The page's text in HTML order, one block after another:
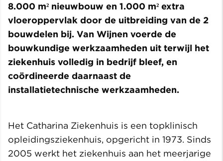
8.000 m² nieuwbouw en 1.000 m² extra
vloeroppervlak door de uitbreiding van de 2
bouwdelen bij. Van Wijnen voerde de
bouwkundige werkzaamheden uit terwijl het
ziekenhuis volledig in bedrijf bleef, en
coördineerde daarnaast de
installatietechnische werkzaamheden.
Het Catharina Ziekenhuis is een topklinisch
opleidingsziekenhuis, opgericht in 1973. Sinds
2005 werkt het ziekenhuis aan het meerjarige